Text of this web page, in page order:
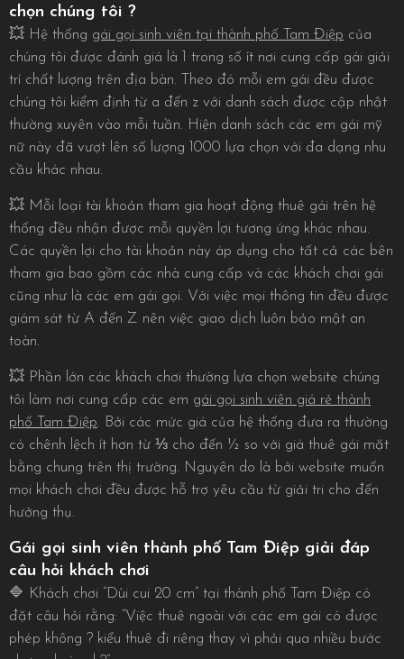
chọn chúng tôi ?
💥 Hệ thống gái gọi sinh viên tại thành phố Tam Điệp của
chúng tôi được đánh giá là 1 trong số ít nơi cung cấp gái giải
trí chất lượng trên địa bàn. Theo đó mỗi em gái đều được
chúng tôi kiểm định từ a đến z với danh sách được cập nhật
thường xuyên vào mỗi tuần. Hiện danh sách các em gái mỹ
nữ này đã vượt lên số lượng 1000 lựa chọn với đa dạng nhu
cầu khác nhau.
💥 Mỗi loại tài khoản tham gia hoạt động thuê gái trên hệ
thống đều nhận được mỗi quyền lợi tương ứng khác nhau.
Các quyền lợi cho tài khoản này áp dụng cho tất cả các bên
tham gia bao gồm các nhà cung cấp và các khách chơi gái
cũng như là các em gái gọi. Với việc mọi thông tin đều được
giám sát từ A đến Z nên việc giao dịch luôn bảo mật an
toàn.
💥 Phần lớn các khách chơi thường lựa chọn website chúng
tôi làm nơi cung cấp các em gái gọi sinh viên giá rẻ thành
phố Tam Điệp. Bởi các mức giá của hệ thống đưa ra thường
có chênh lệch ít hơn từ ⅓ cho đến ½ so với giá thuê gái mặt
bằng chung trên thị trường. Nguyên do là bởi website muốn
mọi khách chơi đều được hỗ trợ yêu cầu từ giải tri cho đến
hưởng thụ.
Gái gọi sinh viên thành phố Tam Điệp giải đáp
câu hỏi khách chơi
🔷 Khách chơi “Dùi cui 20 cm” tại thành phố Tam Điệp có
đặt câu hỏi rằng: “Việc thuê ngoài với các em gái có được
phép không ? kiểu thuê đi riêng thay vì phải qua nhiều bước